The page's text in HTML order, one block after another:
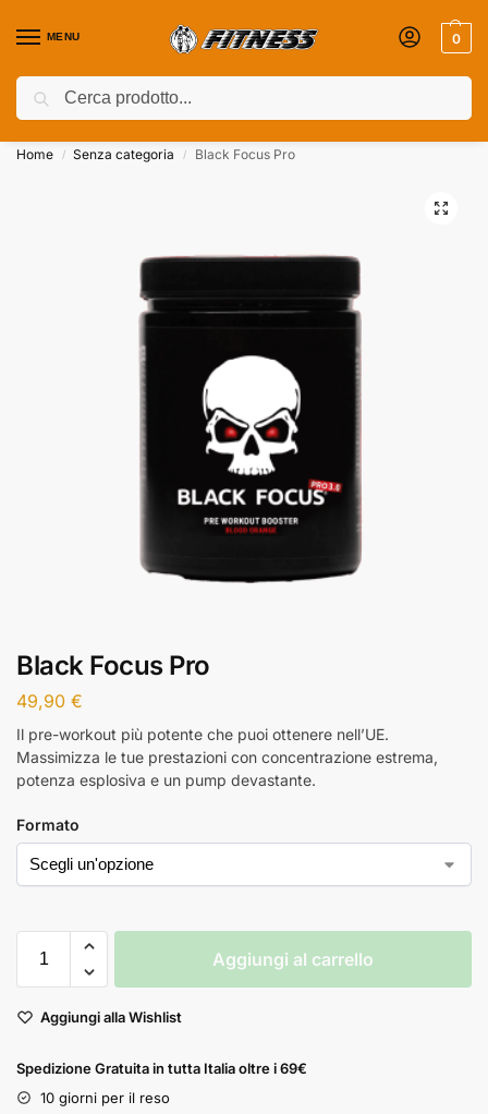
MENU 0
Coupon attivi ⚡ Aggiungili nel Carrello!
Home / Senza categoria / Black Focus Pro
Black Focus Pro
49,90 €
Il pre-workout più potente che puoi ottenere nell’UE.
Massimizza le tue prestazioni con concentrazione estrema,
potenza esplosiva e un pump devastante.
Formato
Aggiungi al carrello
Aggiungi alla Wishlist
Spedizione Gratuita in tutta Italia oltre i 69€
10 giorni per il reso